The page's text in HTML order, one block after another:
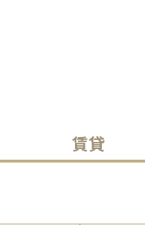
賃貸